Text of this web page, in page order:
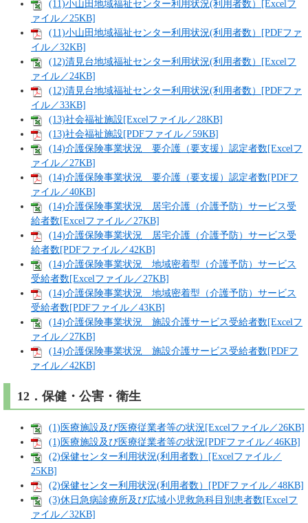
(11)小山田地域福祉センター利用状況(利用者数）[Excelフ
ァイル／25KB]
(11)小山田地域福祉センター利用状況(利用者数）[PDFファ
イル／32KB]
(12)清見台地域福祉センター利用状況(利用者数）[Excelフ
ァイル／24KB]
(12)清見台地域福祉センター利用状況(利用者数）[PDFファ
イル／33KB]
(13)社会福祉施設[Excelファイル／28KB]
(13)社会福祉施設[PDFファイル／59KB]
(14)介護保険事業状況 要介護（要支援）認定者数[Excelフ
ァイル／27KB]
(14)介護保険事業状況 要介護（要支援）認定者数[PDFフ
ァイル／40KB]
(14)介護保険事業状況 居宅介護（介護予防）サービス受
給者数[Excelファイル／27KB]
(14)介護保険事業状況 居宅介護（介護予防）サービス受
給者数[PDFファイル／42KB]
(14)介護保険事業状況 地域密着型（介護予防）サービス
受給者数[Excelファイル／27KB]
(14)介護保険事業状況 地域密着型（介護予防）サービス
受給者数[PDFファイル／43KB]
(14)介護保険事業状況 施設介護サービス受給者数[Excelフ
ァイル／27KB]
(14)介護保険事業状況 施設介護サービス受給者数[PDFフ
ァイル／42KB]
12．保健・公害・衛生
(1)医療施設及び医療従業者等の状況[Excelファイル／26KB]
(1)医療施設及び医療従業者等の状況[PDFファイル／46KB]
(2)保健センター利用状況(利用者数）[Excelファイル／
25KB]
(2)保健センター利用状況(利用者数）[PDFファイル／48KB]
(3)休日急病診療所及び広域小児救急科目別患者数[Excelフ
ァイル／32KB]